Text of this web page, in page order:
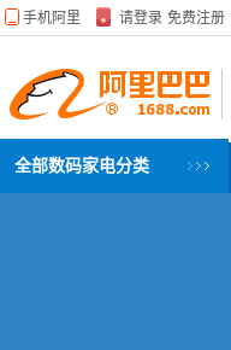
全部数码家电分类